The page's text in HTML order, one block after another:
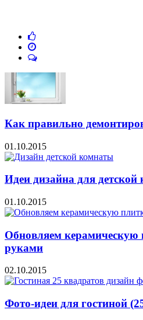
Как правильно
01.10.2015
Идеи дизайна для
01.10.2015
Обновляем керамическую
руками
02.10.2015
Фото-идеи для гостиной